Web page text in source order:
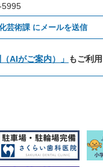
5995
芸術課 にメールを送信
AIがご案内）」 もご利